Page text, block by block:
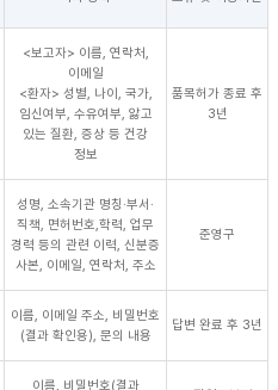
<보고자> 이름, 연락처,
이메일
<환자> 성별, 나이, 국가,
임신여부, 수유여부, 앓고
있는 질환, 증상 등 건강
정보
품목허가 종료 후
3년
성명, 소속기관 명칭·부서·
직책, 면허번호,학력, 업무
경력 등의 관련 이력, 신분증
사본, 이메일, 연락처, 주소
준영구
이름, 이메일 주소, 비밀번호
(결과 확인용), 문의 내용
답변 완료 후 3년
이름, 비밀번호(결과